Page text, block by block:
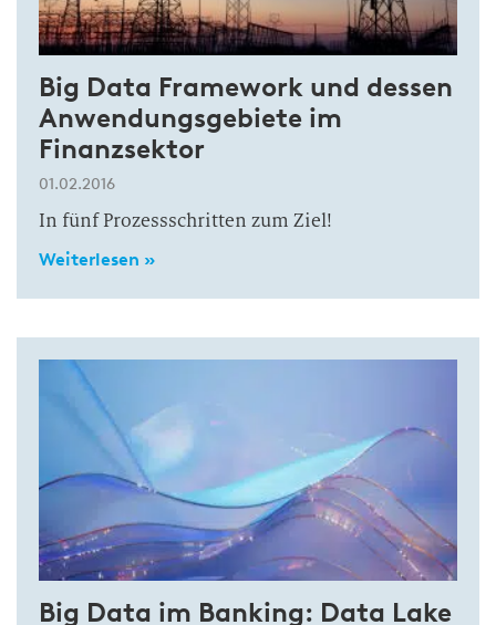
Big Data Framework und dessen
Anwendungsgebiete im
Finanzsektor
01.02.2016
In fünf Prozessschritten zum Ziel!
Weiterlesen »
Big Data im Banking: Data Lake